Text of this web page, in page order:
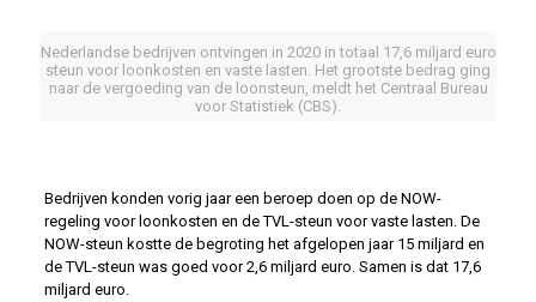
Nederlandse bedrijven ontvingen in 2020 in totaal 17,6 miljard euro
steun voor loonkosten en vaste lasten. Het grootste bedrag ging
naar de vergoeding van de loonsteun, meldt het Centraal Bureau
voor Statistiek (CBS).
Bedrijven konden vorig jaar een beroep doen op de NOW-
regeling voor loonkosten en de TVL-steun voor vaste lasten. De
NOW-steun kostte de begroting het afgelopen jaar 15 miljard en
de TVL-steun was goed voor 2,6 miljard euro. Samen is dat 17,6
miljard euro.